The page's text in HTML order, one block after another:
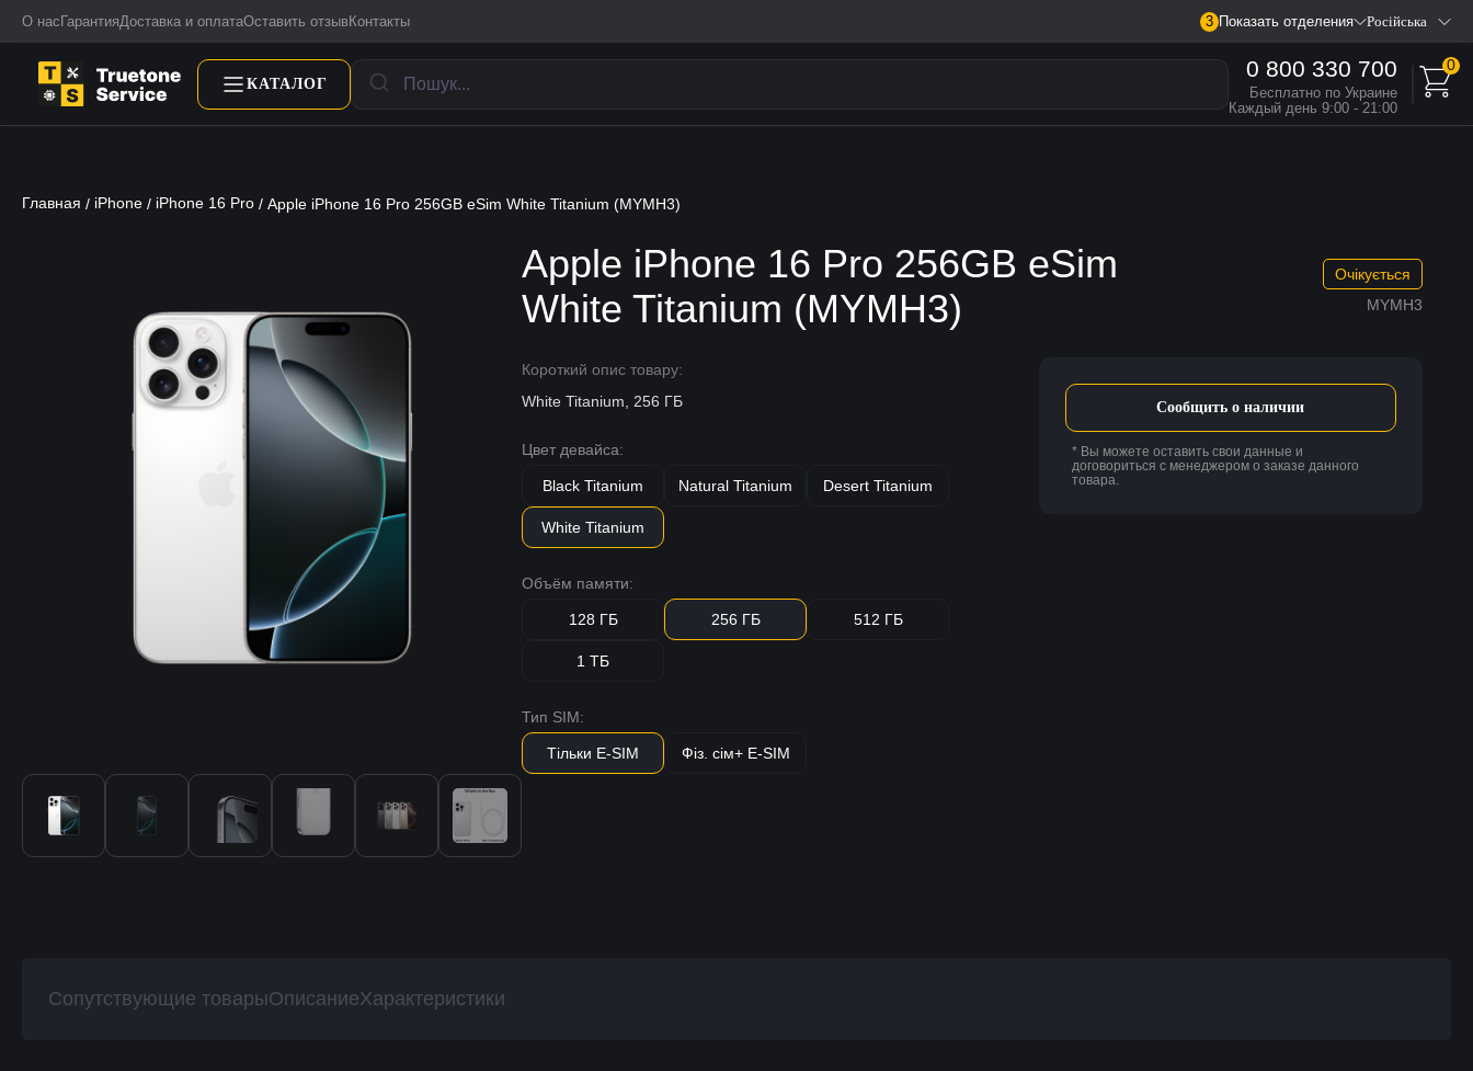
О нас ГарантияДоставка и оплатаОставить отзыв Контакты 3 Показать отделения Російська
КАТАЛОГ
0 800 330 700
Бесплатно по Украине
Каждый день 9:00 - 21:00
0
Главная / iPhone / iPhone 16 Pro / Apple iPhone 16 Pro 256GB eSim White Titanium (MYMH3)
Apple iPhone 16 Pro 256GB eSim
White Titanium (MYMH3)
MYMH3
Очікується
Короткий опис товару:
White Titanium, 256 ГБ
Цвет девайса:
Black Titanium Natural Titanium Desert Titanium
White Titanium
Объём памяти:
128 ГБ 256 ГБ 512 ГБ
1 ТБ
Тип SIM:
Тільки E-SIM Фіз. сім+ E-SIM
Сообщить о наличии
* Вы можете оставить свои данные и
договориться с менеджером о заказе данного
товара.
Сопутствующие товарыОписаниеХарактеристики